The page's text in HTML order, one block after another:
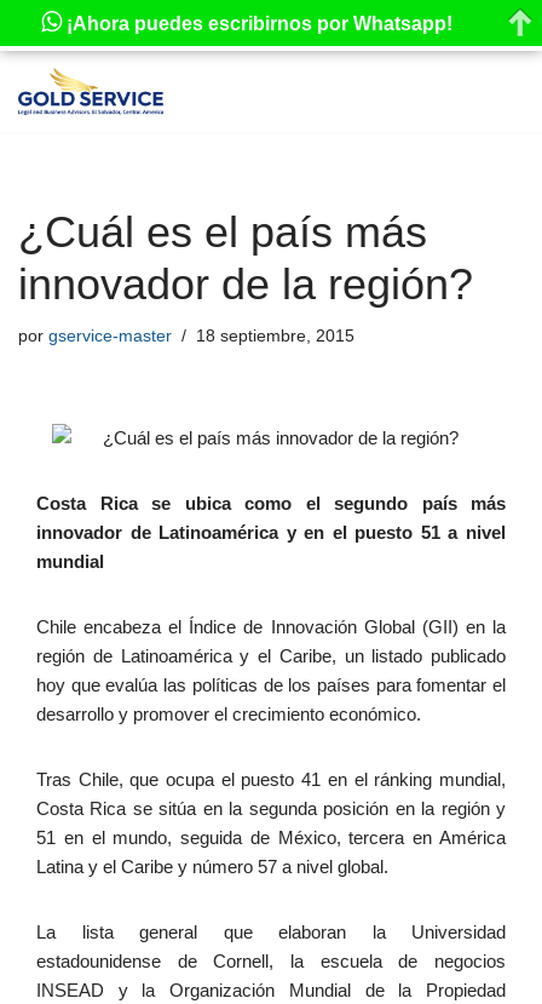
Saltar
¿Cuál es el país más
innovador de la región?
por gservice-master 18 septiembre, 2015
Costa Rica se ubica como el segundo país más
innovador de Latinoamérica y en el puesto 51 a nivel
mundial
Chile encabeza el Índice de Innovación Global (GII) en la
región de Latinoamérica y el Caribe, un listado publicado
hoy que evalúa las políticas de los países para fomentar el
desarrollo y promover el crecimiento económico.
Tras Chile, que ocupa el puesto 41 en el ránking mundial,
Costa Rica se sitúa en la segunda posición en la región y
51 en el mundo, seguida de México, tercera en América
Latina y el Caribe y número 57 a nivel global.
La lista general que elaboran la Universidad
estadounidense de Cornell, la escuela de negocios
INSEAD y la Organización Mundial de la Propiedad
¡Ahora puedes escribirnos por Whatsapp!